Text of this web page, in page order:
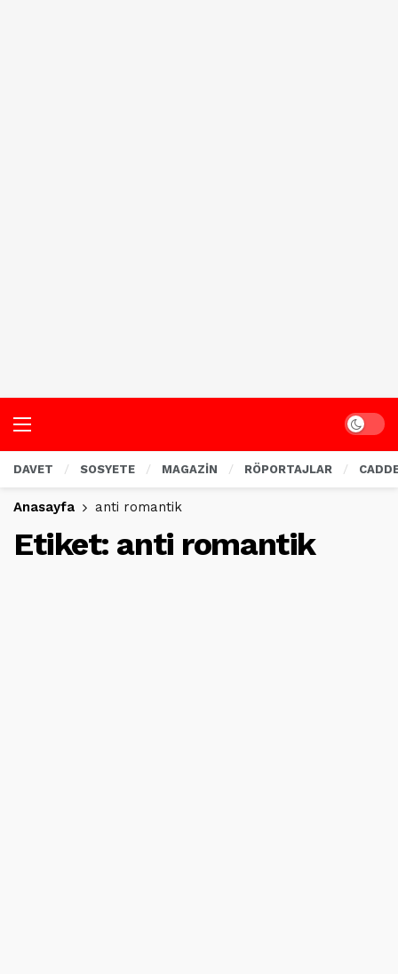
Dark
DAVET SOSYETE MAGAZİN RÖPORTAJLAR
Anasayfa anti romantik
Etiket: anti romantik